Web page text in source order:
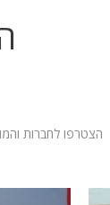
הצטרפו לחברות